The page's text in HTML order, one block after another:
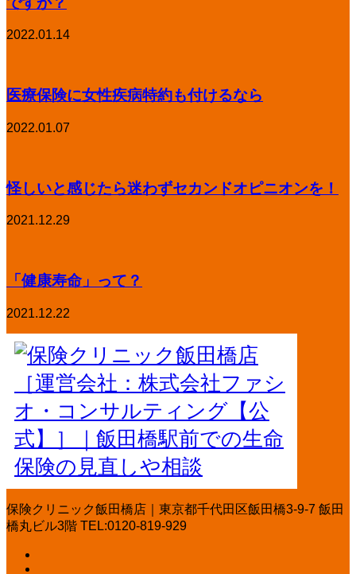
2022.01.14
医療保険に女性疾病特約も付けるなら
2022.01.07
怪しいと感じたら迷わずセカンドオピニオンを！
2021.12.29
「健康寿命」って？
2021.12.22
保険クリニック飯田橋店｜東京都千代田区飯田橋3-9-7 飯田
橋丸ビル3階 TEL:0120-819-929